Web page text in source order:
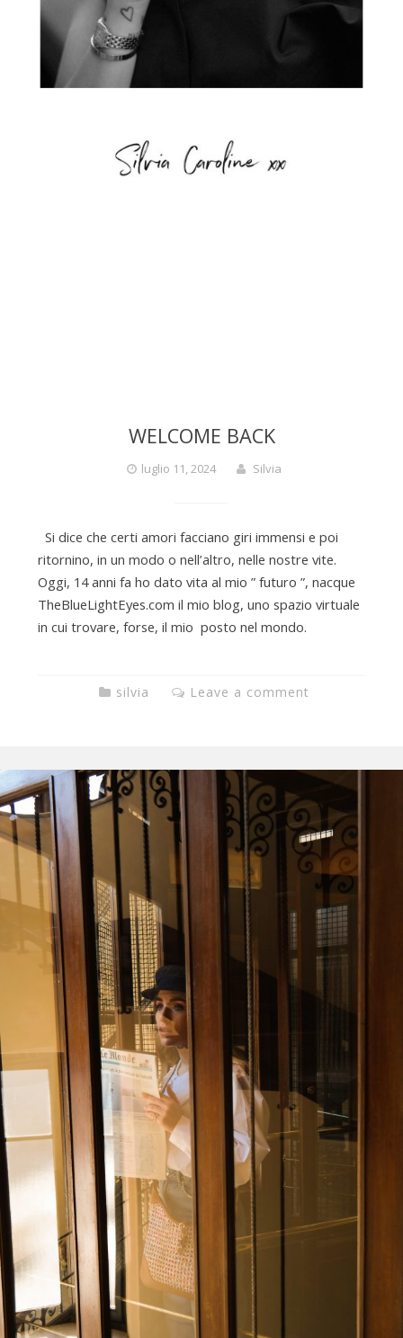
WELCOME BACK
luglio 11, 2024 Silvia
Si dice che certi amori facciano giri immensi e poi
ritornino, in un modo o nell’altro, nelle nostre vite.
Oggi, 14 anni fa ho dato vita al mio ” futuro ”, nacque
TheBlueLightEyes.com il mio blog, uno spazio virtuale
in cui trovare, forse, il mio posto nel mondo.
silvia Leave a comment